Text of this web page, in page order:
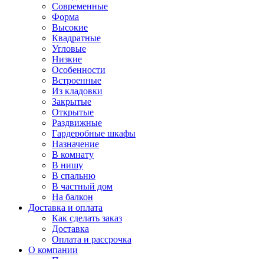
Современные
Форма
Высокие
Квадратные
Угловые
Низкие
Особенности
Встроенные
Из кладовки
Закрытые
Открытые
Раздвижные
Гардеробные шкафы
Назначение
В комнату
В нишу
В спальню
В частный дом
На балкон
Доставка и оплата
Как сделать заказ
Доставка
Оплата и рассрочка
О компании